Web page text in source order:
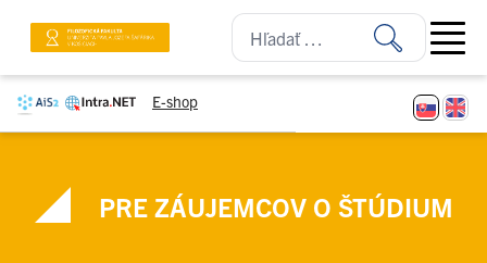
E-shop
Open
PRE ZÁUJEMCOV O ŠTÚDIUM